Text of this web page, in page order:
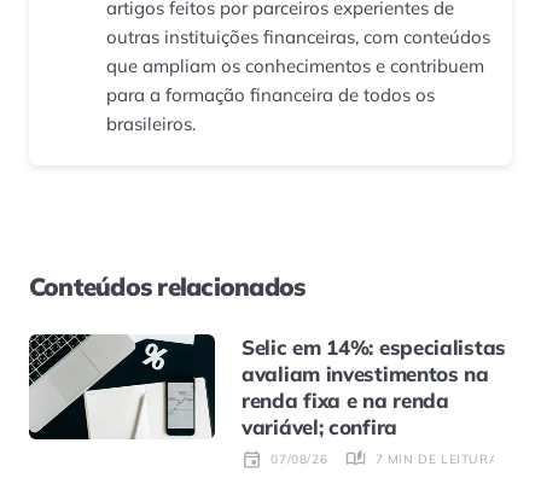
artigos feitos por parceiros experientes de
outras instituições financeiras, com conteúdos
que ampliam os conhecimentos e contribuem
para a formação financeira de todos os
brasileiros.
Conteúdos relacionados
Selic em 14%: especialistas
avaliam investimentos na
renda fixa e na renda
variável; confira
07/08/26 7 MIN DE LEITURA